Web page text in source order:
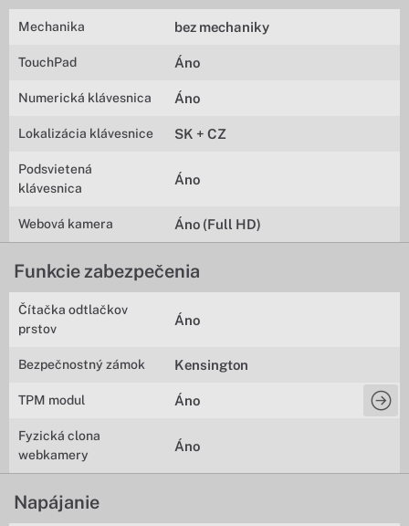
Mechanika bez mechaniky
TouchPad Áno
Numerická klávesnica Áno
Lokalizácia klávesnice SK + CZ
Podsvietená
klávesnica
Áno
Webová kamera Áno (Full HD)
Funkcie zabezpečenia
Čítačka odtlačkov
prstov
Áno
Bezpečnostný zámok Kensington
TPM modul Áno
Fyzická clona
webkamery
Áno
Napájanie